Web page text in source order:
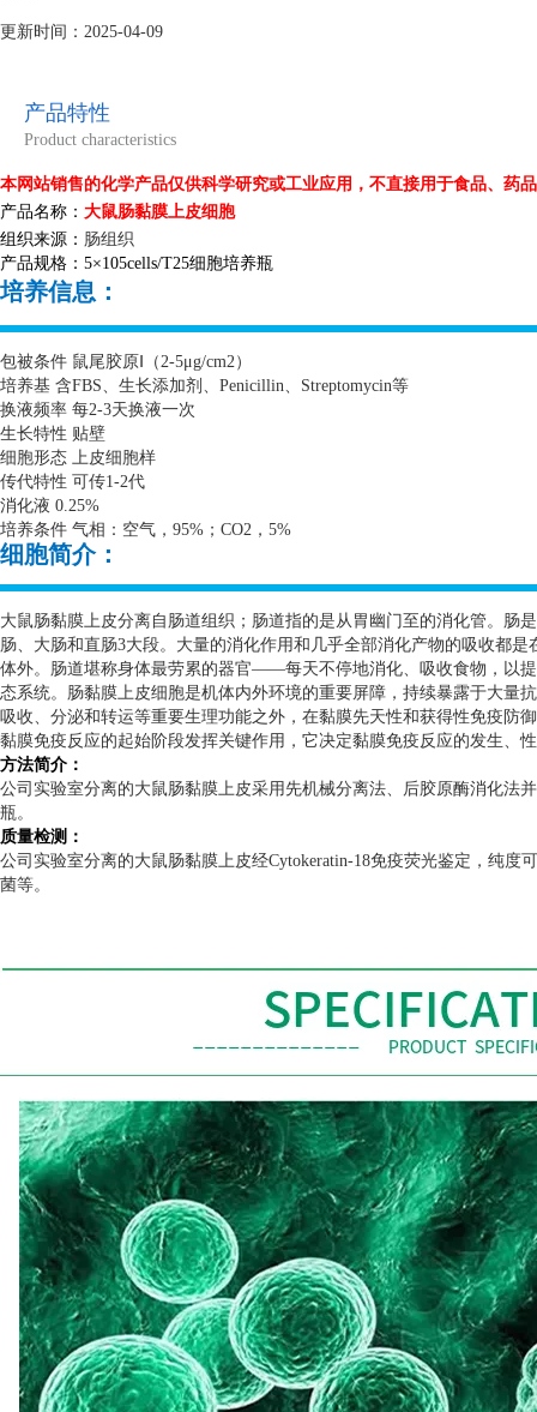
更新时间：2025-04-09
产品特性
Product characteristics
本网站销售的化学产品仅供科学研究或工业应用，不直接用于食品、药
产品名称： 大鼠肠黏膜上皮细胞
组织来源： 肠组织
产品规格： 5×105cells/T25细胞培养瓶
培养信息：
包被条件 鼠尾胶原Ⅰ（2-5μg/cm2）
培养基 含FBS、生长添加剂、 Penicillin、 Streptomycin等
换液频率 每2-3天换液一次
生长特性 贴壁
细胞形态 上皮细胞样
传代特性 可传1-2代
消化液 0.25%
培养条件 气相：空气， 95% ； CO2 ， 5%
细胞简介：
大鼠肠黏膜上皮分离自肠道组织；肠道指的是从胃幽门至的消化管。肠
肠、大肠和直肠3大段。大量的消化作用和几乎全部消化产物的吸收都
体外。肠道堪称身体最劳累的器官——每天不停地消化、吸收食物，以
态系统。肠黏膜上皮细胞是机体内外环境的重要屏障，持续暴露于大量
吸收、分泌和转运等重要生理功能之外，在黏膜先天性和获得性免疫防
黏膜免疫反应的起始阶段发挥关键作用，它决定黏膜免疫反应的发生、
方法简介：
公司实验室分离的大鼠肠黏膜上皮采用先机械分离法、后胶原酶消化法
瓶。
质量检测：
公司实验室分离的大鼠肠黏膜上皮经Cytokeratin-18免疫荧光鉴定，纯度
菌等。